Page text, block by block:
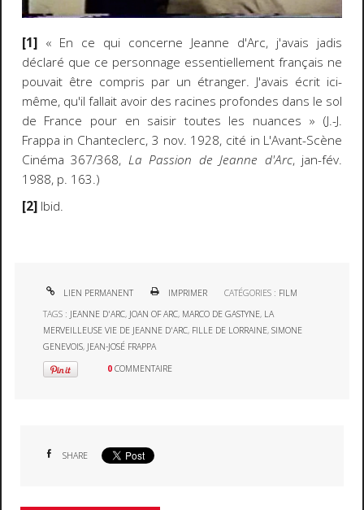
[1] « En ce qui concerne Jeanne d'Arc, j'avais jadis
déclaré que ce personnage essentiellement français ne
pouvait être compris par un étranger. J'avais écrit ici-
même, qu'il fallait avoir des racines profondes dans le sol
de France pour en saisir toutes les nuances » (J.-J.
Frappa in Chanteclerc, 3 nov. 1928, cité in L'Avant-Scène
Cinéma 367/368, La Passion de Jeanne d'Arc, jan-fév.
1988, p. 163.)
[2]Ibid.
LIEN PERMANENT IMPRIMER CATÉGORIES : FILM
TAGS : JEANNE D'ARC, JOAN OF ARC, MARCO DE GASTYNE, LA
MERVEILLEUSE VIE DE JEANNE D'ARC, FILLE DE LORRAINE,SIMONE
GENEVOIS, JEAN-JOSÉ FRAPPA
0 COMMENTAIRE
SHARE